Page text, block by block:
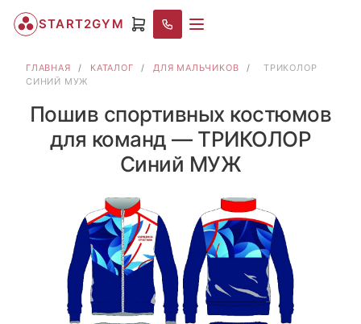
START2GYM
ГЛАВНАЯ / КАТАЛОГ / ДЛЯ МАЛЬЧИКОВ /
ТРИКОЛОР
СИНИЙ МУЖ
Пошив спортивных костюмов
для команд — ТРИКОЛОР
Синий МУЖ